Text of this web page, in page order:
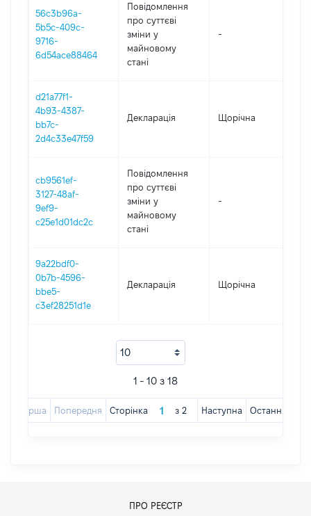
56c3b96a-
5b5c-409c-
9716-
6d54ace88464
Повідомлення
про суттєві
зміни y
майновому
стані
-
d21a77f1-
4b93-4387-
bb7c-
2d4c33e47f59
Декларація Щорічна
cb9561ef-
3127-48af-
9ef9-
c25e1d01dc2c
Повідомлення
про суттєві
зміни y
майновому
стані
-
9a22bdf0-
0b7b-4596-
bbe5-
c3ef28251d1e
Декларація Щорічна
1 - 10 з 18
Перша Попередня Сторінка з 2 Наступна Остання
ПРО РЕЄСТР